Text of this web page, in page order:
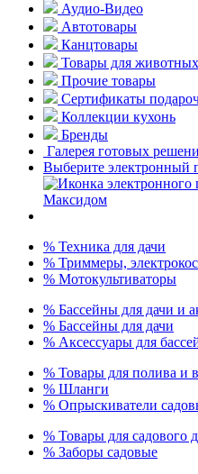
Аудио-Видео
Автотовары
Канцтовары
Товары для животных
Прочие товары
Сертификаты
Коллекции кухонь
Бренды
Галерея готовых
Выберите электронный
% Техника для дачи
% Триммеры,
% Мотокультиваторы
% Бассейны для дачи и
% Бассейны для дачи
% Аксессуары для
% Товары для полива и
% Шланги
% Опрыскиватели
% Товары для садового
% Заборы садовые